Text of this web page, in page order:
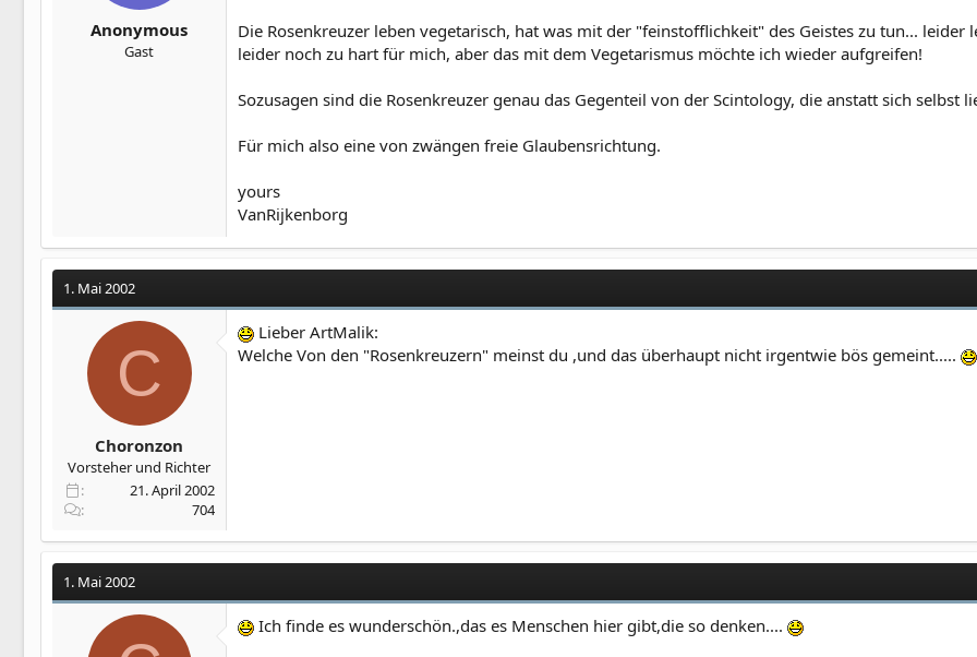
Anonymous
Gast
Die Rosenkreuzer leben vegetarisch, hat was mit der "feinstofflichkeit" des Geistes zu tun... leider
leider noch zu hart für mich, aber das mit dem Vegetarismus möchte ich wieder aufgreifen!
Sozusagen sind die Rosenkreuzer genau das Gegenteil von der Scintology, die anstatt sich selbst
Für mich also eine von zwängen freie Glaubensrichtung.
yours
VanRijkenborg
1. Mai 2002
C
Choronzon
Vorsteher und Richter
21. April 2002
704
Lieber ArtMalik:
Welche Von den "Rosenkreuzern" meinst du ,und das überhaupt nicht irgentwie bös gemeint.....
1. Mai 2002
Ich finde es wunderschön.,das es Menschen hier gibt,die so denken....